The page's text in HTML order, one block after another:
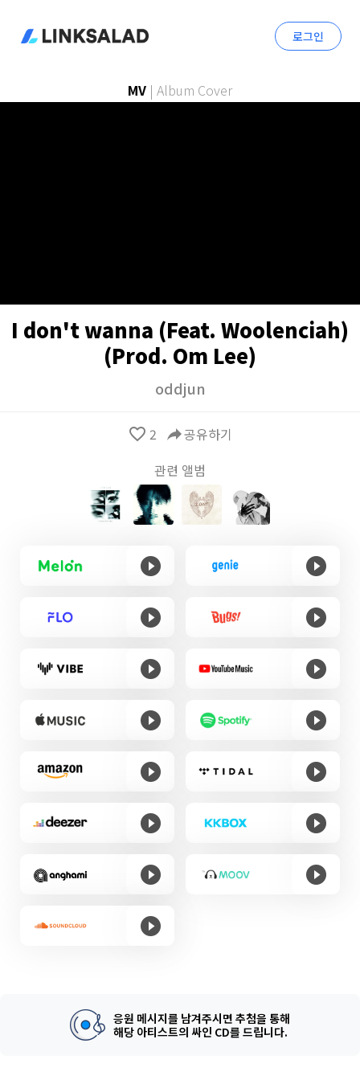
로그인
MV | Album Cover
I don't wanna (Feat. Woolenciah)
(Prod. Om Lee)
oddjun
favorite_border 2 reply공유하기
관련 앨범
응원 메시지를 남겨주시면 추첨을 통해
해당 아티스트의 싸인 CD를 드립니다.